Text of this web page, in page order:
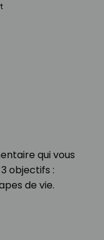
qui vous
objectifs :
de vie.